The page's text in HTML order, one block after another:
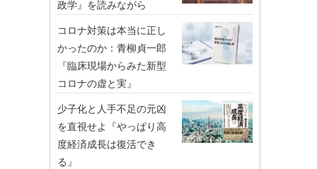
政学』を読みながら
コロナ対策は本当に正し
かったのか：青柳貞一郎
『臨床現場からみた新型
コロナの虚と実』
少子化と人手不足の元凶
を直視せよ『やっぱり高
度経済成長は復活でき
る』